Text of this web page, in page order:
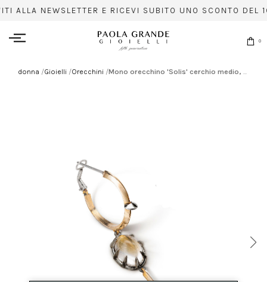
ALLA NEWSLETTER E RICEVI SUBITO UNO SCONTO
0
donna /Gioielli /Orecchini /Mono orecchino 'Solis' cerchio medio, cristallo di rocca e spillo